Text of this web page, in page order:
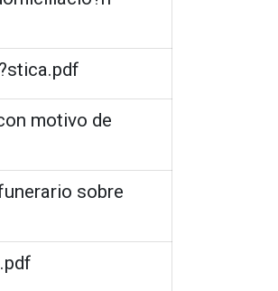
motivo de
sobre